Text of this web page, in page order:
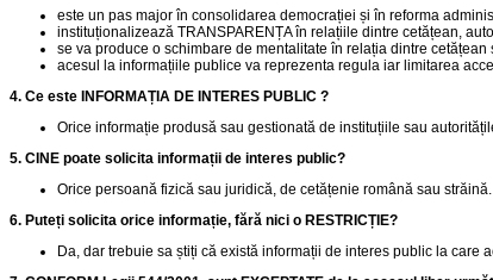
este un pas major în consolidarea democrației și în reforma
instituționalizează TRANSPARENȚA în relațiile dintre cetățean,
se va produce o schimbare de mentalitate în relația dintre cetățean
acesul la informațiile publice va reprezenta regula iar limitarea
4. Ce este INFORMAȚIA DE INTERES PUBLIC ?
Orice informație produsă sau gestionată de instituțiile sau
5. CINE poate solicita informații de interes public?
Orice persoană fizică sau juridică, de cetățenie română sau străină.
6. Puteți solicita orice informație, fără nici o RESTRICȚIE?
Da, dar trebuie sa știți că există informații de interes public la care